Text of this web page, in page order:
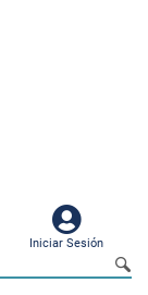
Iniciar Sesión